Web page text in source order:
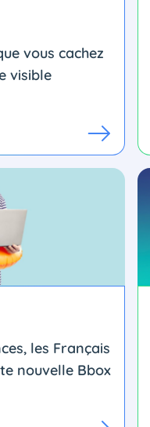
vous cachez
visible
les Français
nouvelle Bbox